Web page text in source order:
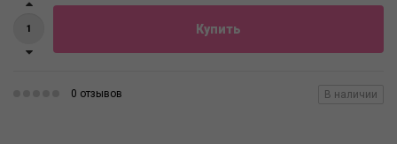
Купить
0 отзывов В наличии